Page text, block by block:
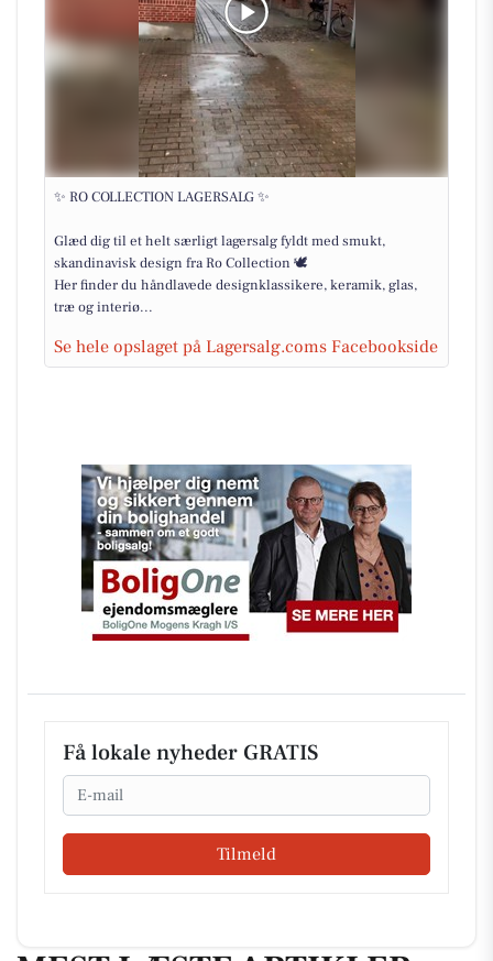
✨ RO COLLECTION LAGERSALG ✨
Glæd dig til et helt særligt lagersalg fyldt med smukt,
skandinavisk design fra Ro Collection 🕊️
Her finder du håndlavede designklassikere, keramik, glas,
træ og interiø...
Se hele opslaget på Lagersalg.coms Facebookside
Få lokale nyheder GRATIS
Email
Tilmeld